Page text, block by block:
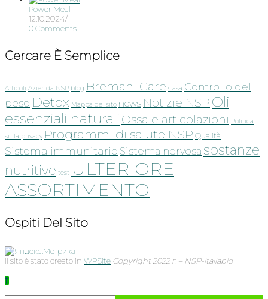
Power Meal
12.10.2024/
0 Comments
Cercare È Semplice
Articoli Azienda NSP blog Bremani Care Casa Controllo del
peso Detox Mappa del sito news Notizie NSP Oli
essenziali naturali Ossa e articolazioni Politica
sulla privacy Programmi di salute NSP Qualità
Sistema immunitario Sistema nervosa sostanze
nutritive test ULTERIORE
ASSORTIMENTO
Ospiti Del Sito
Il sito è stato creato in WPSite Copyright 2022 г. – NSP-italiabio